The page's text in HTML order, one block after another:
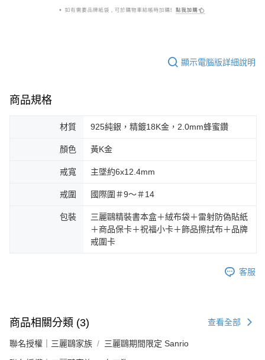
顯示電腦版詳細說明
商品規格
材質 925純銀，精鍍18K金，2.0mm蜂蜜鑽
顏色 黃K金
戒寬 主墜約6x12.4mm
戒圍 國際圍＃9～＃14
包裝
三麗鷗精裝書本盒＋絨布袋＋雷射防偽貼紙
＋商品保卡＋祝福小卡＋飾品擦拭布＋品牌
戒圍卡
客服
商品相關分類 (3) 查看全部
聯名授權｜三麗鷗家族 三麗鷗期間限定 Sanrio